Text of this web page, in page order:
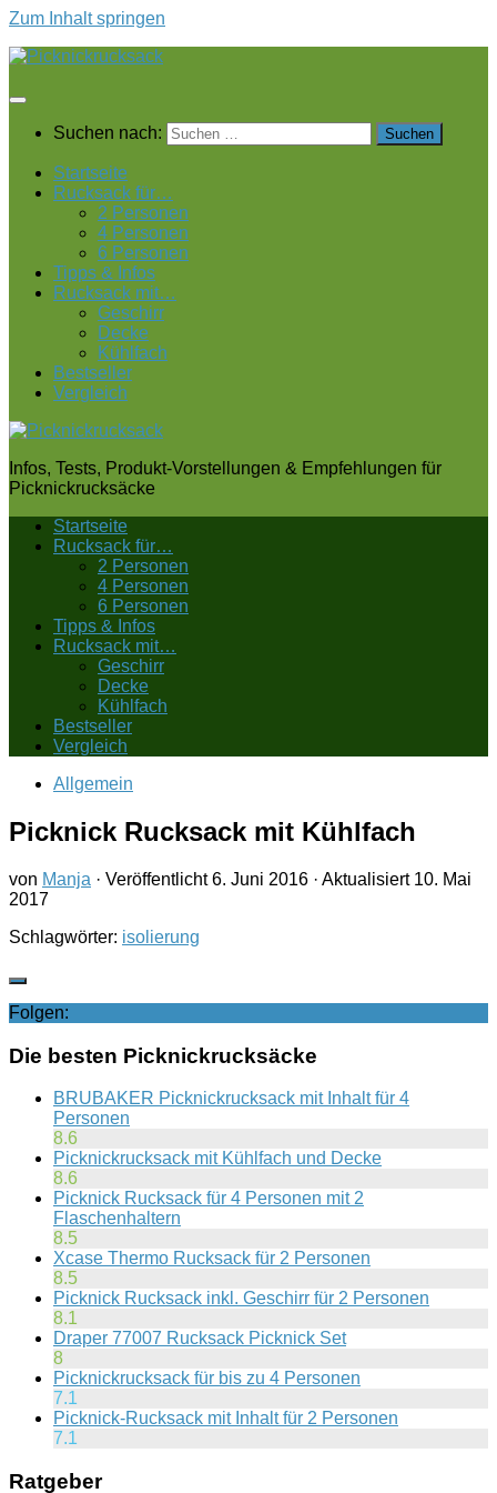
Zum Inhalt springen
Suchen nach:
Startseite
Rucksack für…
2 Personen
4 Personen
6 Personen
Tipps & Infos
Rucksack mit…
Geschirr
Decke
Kühlfach
Bestseller
Vergleich
Infos, Tests, Produkt-Vorstellungen & Empfehlungen für
Picknickrucksäcke
Startseite
Rucksack für…
2 Personen
4 Personen
6 Personen
Tipps & Infos
Rucksack mit…
Geschirr
Decke
Kühlfach
Bestseller
Vergleich
Allgemein
Picknick Rucksack mit Kühlfach
von Manja · Veröffentlicht6. Juni 2016 · Aktualisiert 10. Mai
2017
Schlagwörter: isolierung
Folgen:
Die besten Picknickrucksäcke
BRUBAKER Picknickrucksack mit Inhalt für 4
Personen
8.6
Picknickrucksack mit Kühlfach und Decke
8.6
Picknick Rucksack für 4 Personen mit 2
Flaschenhaltern
8.5
Xcase Thermo Rucksack für 2 Personen
8.5
Picknick Rucksack inkl. Geschirr für 2 Personen
8.1
Draper 77007 Rucksack Picknick Set
8
Picknickrucksack für bis zu 4 Personen
7.1
Picknick-Rucksack mit Inhalt für 2 Personen
7.1
Ratgeber